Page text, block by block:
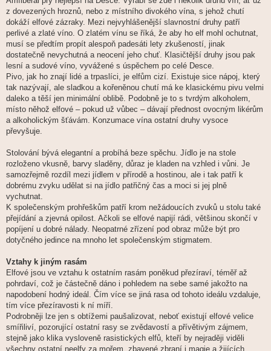
z dovezených hroznů, nebo z místního divokého vína, s jehož chutí
dokáží elfové zázraky. Mezi nejvyhlášenější slavnostní druhy patří
perlivé a zlaté víno. O zlatém vínu se říká, že aby ho elf mohl ochutnat,
musí se předtím propít alespoň padesáti lety zkušeností, jinak
dostatečně nevychutná a neocení jeho chuť. Klasičtější druhy jsou pak
lesní a sudové víno, vyvážené s úspěchem po celé Desce.
Pivo, jak ho znají lidé a trpaslíci, je elfům cizí. Existuje sice nápoj, který
tak nazývají, ale sladkou a kořeněnou chutí má ke klasickému pivu velmi
daleko a těší jen minimální oblibě. Podobně je to s tvrdým alkoholem,
místo něhož elfové – pokud už vůbec – dávají přednost ovocným likérům
a alkoholickým šťávám. Konzumace vína ostatní druhy vysoce
převyšuje.
Stolování bývá elegantní a probíhá beze spěchu. Jídlo je na stole
rozloženo vkusně, barvy sladěny, důraz je kladen na vzhled i vůni. Je
samozřejmě rozdíl mezi jídlem v přírodě a hostinou, ale i tak patří k
dobrému zvyku udělat si na jídlo patřičný čas a moci si jej plně
vychutnat.
K společenským prohřeškům patří krom nežádoucích zvuků u stolu také
přejídání a zjevná opilost. Ačkoli se elfové napijí rádi, většinou skončí v
popíjení u dobré nálady. Neopatrné zřízení pod obraz může být pro
dotyčného jedince na mnoho let společenským stigmatem.
Vztahy k jiným rasám
Elfové jsou ve vztahu k ostatním rasám poněkud přezíraví, téměř až
pohrdaví, což je částečně dáno i pohledem na sebe samé jakožto na
napodobení hodný ideál. Čím více se jiná rasa od tohoto ideálu vzdaluje,
tím více přezíravosti k ní míří.
Podrobněji lze jen s obtížemi paušalizovat, neboť existují elfové velice
smířiliví, pozorující ostatní rasy se zvědavostí a přívětivým zájmem,
stejně jako klika vysloveně rasistických elfů, kteří by nejraději viděli
všechny ostatní neelfy za mořem, zbavené zbraní i magie a žijících